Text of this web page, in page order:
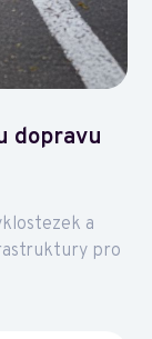
dopravu
a
pro